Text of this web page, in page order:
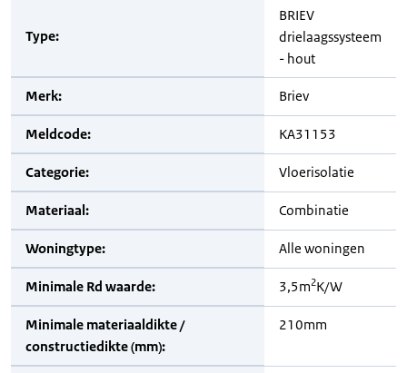
Type:
BRIEV
drielaagssysteem
- hout
Merk: Briev
Meldcode: KA31153
Categorie: Vloerisolatie
Materiaal: Combinatie
Woningtype: Alle woningen
Minimale Rd waarde: 3,5m2K/W
Minimale materiaaldikte /
constructiedikte (mm):
210mm